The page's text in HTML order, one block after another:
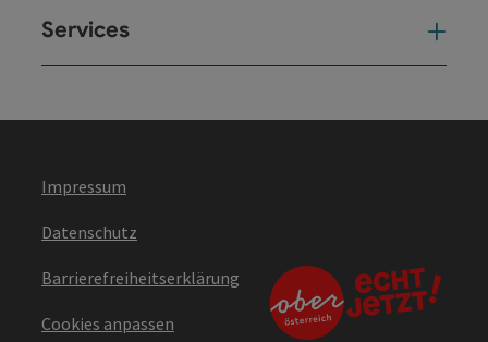
Services
Impressum
Datenschutz
Barrierefreiheitserklärung
Cookies anpassen